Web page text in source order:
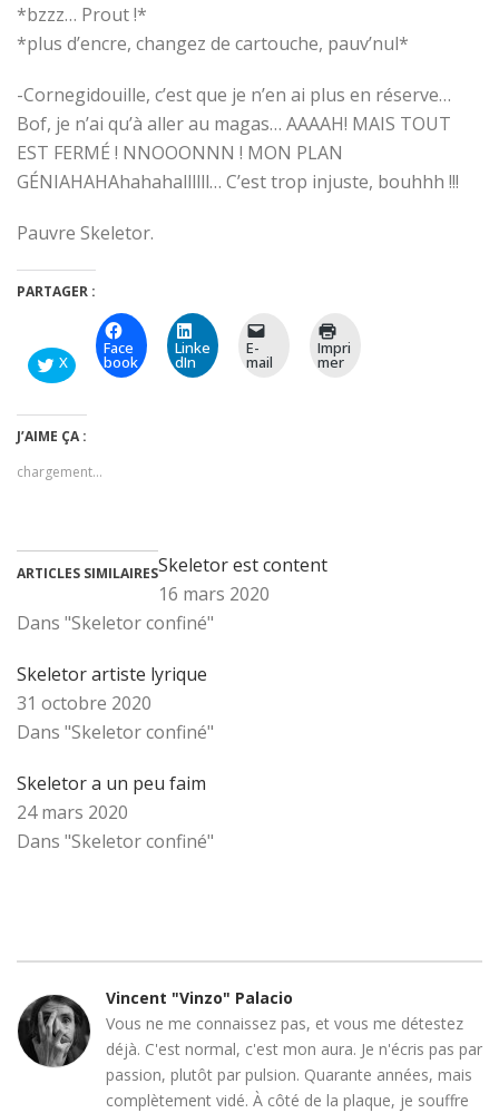
*bzzz… Prout !*
*plus d’encre, changez de cartouche, pauv’nul*
-Cornegidouille, c’est que je n’en ai plus en réserve…
Bof, je n’ai qu’à aller au magas… AAAAH! MAIS TOUT
EST FERMÉ ! NNOOONNN ! MON PLAN
GÉNIAHAHAhahahallllll… C’est trop injuste, bouhhh !!!
Pauvre Skeletor.
PARTAGER :
X
Face
book
Linke
dIn
E-
mail
Impri
mer
J’AIME ÇA :
chargement…
ARTICLES SIMILAIRESSkeletor est content
16 mars 2020
Dans "Skeletor confiné"
Skeletor artiste lyrique
31 octobre 2020
Dans "Skeletor confiné"
Skeletor a un peu faim
24 mars 2020
Dans "Skeletor confiné"
Vincent "Vinzo" Palacio
Vous ne me connaissez pas, et vous me détestez
déjà. C'est normal, c'est mon aura. Je n'écris pas par
passion, plutôt par pulsion. Quarante années, mais
complètement vidé. À côté de la plaque, je souffre